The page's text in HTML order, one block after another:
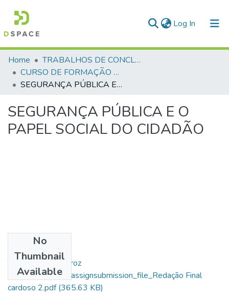
Log In (current)
Communities & Collections
All of DSpace
Home
TRABALHOS DE CONCLUSÃO DE CURSO - CFP (CURSO DE FORMAÇÃO DE PRAÇAS)
CURSO DE FORMAÇÃO DE PRAÇAS - CFP - 2018
SEGURANÇA PÚBLICA E O PAPEL SOCIAL DO CIDADÃO
SEGURANÇA PÚBLICA E O
PAPEL SOCIAL DO CIDADÃO
No
Thumbnail
Available
Túlio Marcos Queiroz
Cardoso_14867_assignsubmission_file_Redação Final
cardoso 2.pdf(365.63 KB)